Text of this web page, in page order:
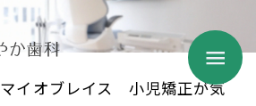
マイオブレイス 小児矯正が気